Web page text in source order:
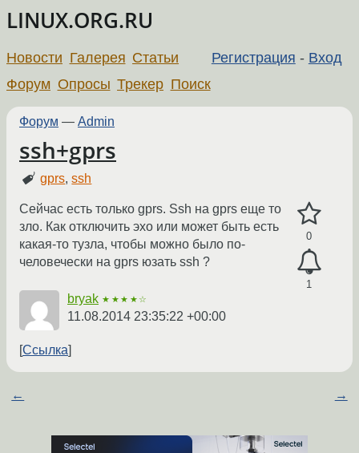
LINUX.ORG.RU
Регистрация - Вход
Новости Галерея Статьи
Форум Опросы Трекер Поиск
Форум — Admin
ssh+gprs
gprs,ssh
0
1
Сейчас есть только gprs. Ssh на gprs еще то
зло. Как отключить эхо или может быть есть
какая-то тузла, чтобы можно было по-
человечески на gprs юзать ssh ?
bryak ★★★★☆
11.08.2014 23:35:22 +00:00
Ссылка
← →